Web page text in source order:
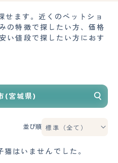
せます。近くのペットショ
の特徴で探したい方、価格
い値段で探したい方におす
(宮城県)
並び順
はいませんでした。